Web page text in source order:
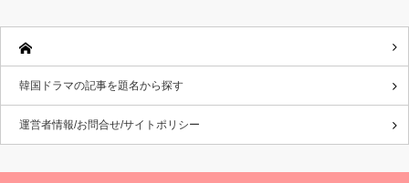
韓国ドラマの記事を題名から探す
運営者情報/お問合せ/サイトポリシー